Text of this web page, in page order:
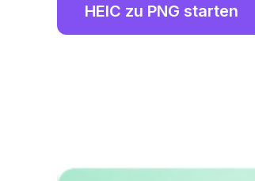
HEIC zu PNG starten